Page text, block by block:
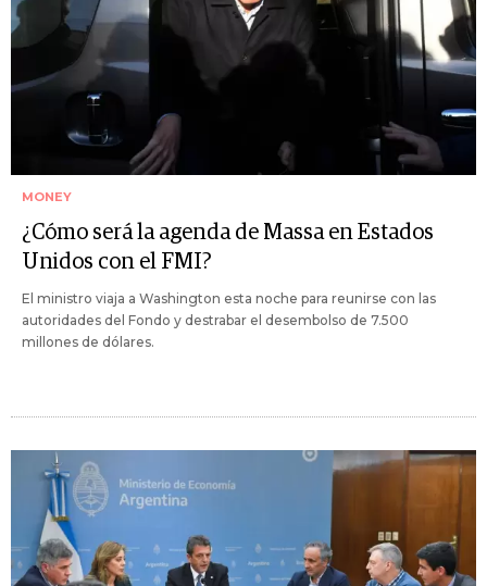
MONEY
¿Cómo será la agenda de Massa en Estados
Unidos con el FMI?
El ministro viaja a Washington esta noche para reunirse con las
autoridades del Fondo y destrabar el desembolso de 7.500
millones de dólares.